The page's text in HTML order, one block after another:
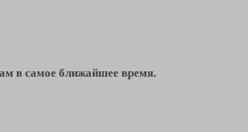
в самое ближайшее время.